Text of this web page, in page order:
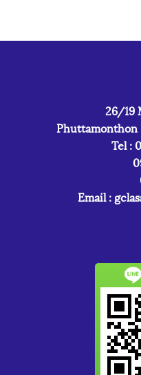
26/19
Phuttamonthon
Tel :
02
Email :